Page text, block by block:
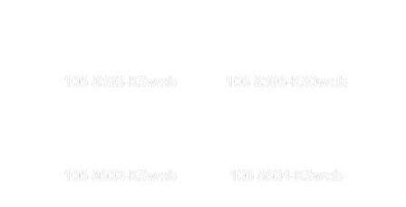
106 8593-KSweb 106 8596-KS0web
106 8602-KSweb 106 8604-KSweb